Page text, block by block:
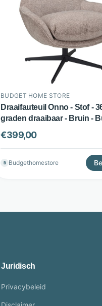
BUDGET HOME STORE
Draaifauteuil Onno - Stof -
graden draaibaar - Bruin -
Home Store
€399,00
B Budgethomestore
Juridisch
Privacybeleid